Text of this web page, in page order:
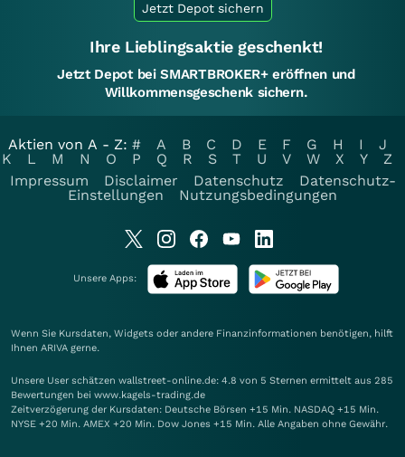
Jetzt Depot sichern
Ihre Lieblingsaktie geschenkt!
Jetzt Depot bei SMARTBROKER+ eröffnen und
Willkommensgeschenk sichern.
Aktien von A - Z: # A B C D E F G H I
J
K
L M N O P Q R S T U V W X Y
Z
Impressum
Disclaimer Datenschutz
Datenschutz-
Einstellungen
Nutzungsbedingungen
Unsere Apps:
Wenn Sie Kursdaten, Widgets oder andere Finanzinformationen benötigen, hilft
Ihnen ARIVA gerne.
Unsere User schätzen wallstreet-online.de: 4.8 von 5 Sternen ermittelt aus 285
Bewertungen bei www.kagels-trading.de
Zeitverzögerung der Kursdaten: Deutsche Börsen +15 Min. NASDAQ +15 Min.
NYSE +20 Min. AMEX +20 Min. Dow Jones +15 Min. Alle Angaben ohne Gewähr.